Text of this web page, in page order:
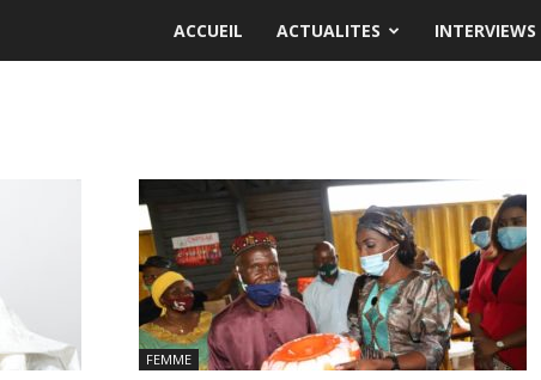
ACCUEIL ACTUALITES INTERVIEWS
FEMME